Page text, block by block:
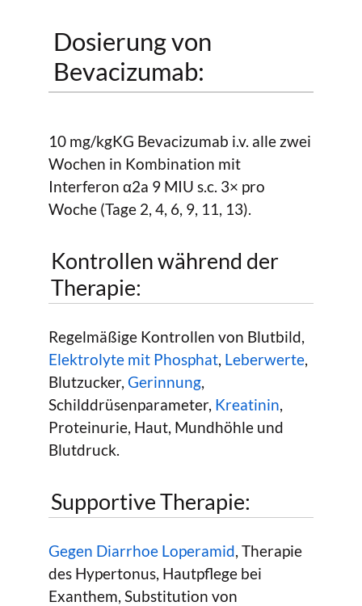
Dosierung von
Bevacizumab:
10 mg/kgKG Bevacizumab i.v. alle zwei
Wochen in Kombination mit
Interferon α2a 9 MIU s.c. 3× pro
Woche (Tage 2, 4, 6, 9, 11, 13).
Kontrollen während der
Therapie:
Regelmäßige Kontrollen von Blutbild,
Elektrolyte mit Phosphat, Leberwerte,
Blutzucker, Gerinnung,
Schilddrüsenparameter, Kreatinin,
Proteinurie, Haut, Mundhöhle und
Blutdruck.
Supportive Therapie:
Gegen Diarrhoe Loperamid, Therapie
des Hypertonus, Hautpflege bei
Exanthem, Substitution von